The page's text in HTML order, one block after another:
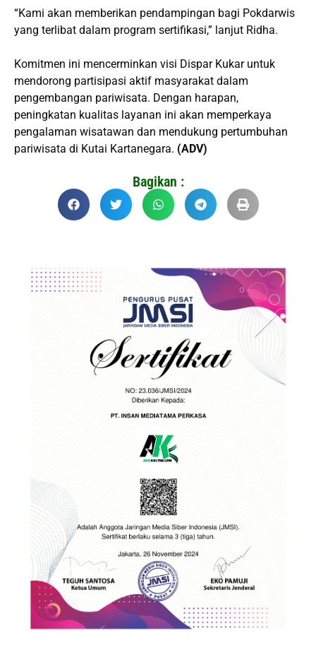
“Kami akan memberikan pendampingan bagi Pokdarwis
yang terlibat dalam program sertifikasi,” lanjut Ridha.
Komitmen ini mencerminkan visi Dispar Kukar untuk
mendorong partisipasi aktif masyarakat dalam
pengembangan pariwisata. Dengan harapan,
peningkatan kualitas layanan ini akan memperkaya
pengalaman wisatawan dan mendukung pertumbuhan
pariwisata di Kutai Kartanegara. (ADV)
Bagikan :